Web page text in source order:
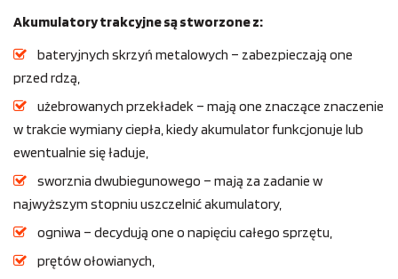
Akumulatory trakcyjne są stworzone z:
bateryjnych skrzyń metalowych – zabezpieczają one
przed rdzą,
użebrowanych przekładek – mają one znaczące znaczenie
w trakcie wymiany ciepła, kiedy akumulator funkcjonuje lub
ewentualnie się ładuje,
sworznia dwubiegunowego – mają za zadanie w
najwyższym stopniu uszczelnić akumulatory,
ogniwa – decydują one o napięciu całego sprzętu,
prętów ołowianych,